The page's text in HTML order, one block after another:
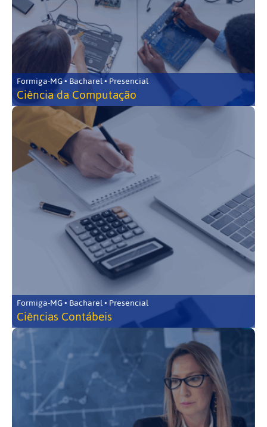
Formiga-MG • Bacharel • Presencial
Ciência da Computação
Formiga-MG • Bacharel • Presencial
Ciências Contábeis